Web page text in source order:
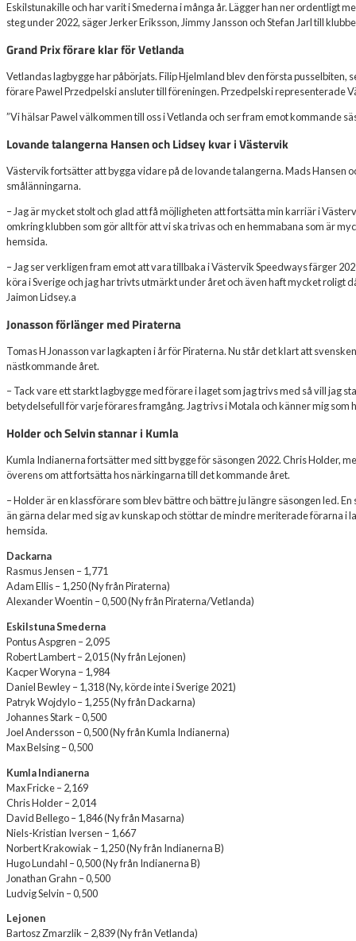
Eskilstunakille och har varit i Smederna i många år. Lägger han ner ordentligt
steg under 2022, säger Jerker Eriksson, Jimmy Jansson och Stefan Jarl till
Grand Prix förare klar för Vetlanda
Vetlandas lagbygge har påbörjats. Filip Hjelmland blev den första
förare Pawel Przedpelski ansluter till föreningen. Przedpelski representerade
”Vi hälsar Pawel välkommen till oss i Vetlanda och ser fram emot kommande
Lovande talangerna Hansen och Lidsey kvar i Västervik
Västervik fortsätter att bygga vidare på de lovande talangerna. Mads Hansen
smålänningarna.
– Jag är mycket stolt och glad att få möjligheten att fortsätta min karriär i
omkring klubben som gör allt för att vi ska trivas och en hemmabana som är
hemsida.
– Jag ser verkligen fram emot att vara tillbaka i Västervik Speedways färger
köra i Sverige och jag har trivts utmärkt under året och även haft mycket roligt
Jaimon Lidsey.a
Jonasson förlänger med Piraterna
Tomas H Jonasson var lagkapten i år för Piraterna. Nu står det klart att
nästkommande året.
– Tack vare ett starkt lagbygge med förare i laget som jag trivs med så vill jag
betydelsefull för varje förares framgång. Jag trivs i Motala och känner mig som
Holder och Selvin stannar i Kumla
Kumla Indianerna fortsätter med sitt bygge för säsongen 2022. Chris Holder,
överens om att fortsätta hos närkingarna till det kommande året.
– Holder är en klassförare som blev bättre och bättre ju längre säsongen led.
än gärna delar med sig av kunskap och stöttar de mindre meriterade förarna i
hemsida.
Dackarna
Rasmus Jensen – 1,771
Adam Ellis – 1,250 (Ny från Piraterna)
Alexander Woentin – 0,500 (Ny från Piraterna/Vetlanda)
Eskilstuna Smederna
Pontus Aspgren – 2,095
Robert Lambert – 2,015 (Ny från Lejonen)
Kacper Woryna – 1,984
Daniel Bewley – 1,318 (Ny, körde inte i Sverige 2021)
Patryk Wojdylo – 1,255 (Ny från Dackarna)
Johannes Stark – 0,500
Joel Andersson – 0,500 (Ny från Kumla Indianerna)
Max Belsing – 0,500
Kumla Indianerna
Max Fricke – 2,169
Chris Holder – 2,014
David Bellego – 1,846 (Ny från Masarna)
Niels-Kristian Iversen – 1,667
Norbert Krakowiak – 1,250 (Ny från Indianerna B)
Hugo Lundahl – 0,500 (Ny från Indianerna B)
Jonathan Grahn – 0,500
Ludvig Selvin – 0,500
Lejonen
Bartosz Zmarzlik – 2,839 (Ny från Vetlanda)